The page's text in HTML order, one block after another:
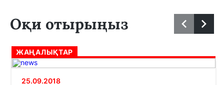
Оқи отырыңыз
ЖАҢАЛЫҚТАР
25.09.2018